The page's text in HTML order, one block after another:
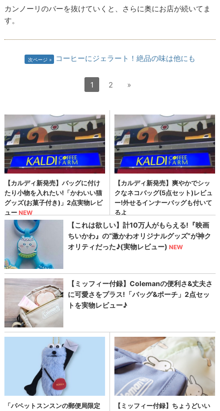
カンノーリのバーを抜けていくと、さらに奥にお店が続いてま
す。
次ページ コーヒーにジェラート！絶品の味は他にも
1 2 »